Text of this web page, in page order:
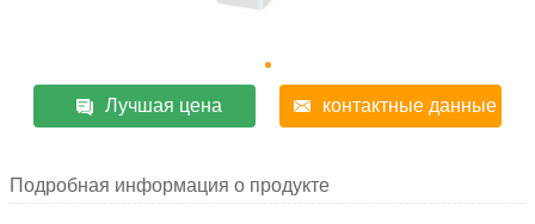
Лучшая цена контактные данные
Подробная информация о продукте